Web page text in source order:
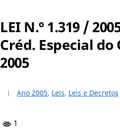
LEI N.º 1.319 /
Créd. Especial
2005
Ano 2005, Leis, Leis e Decretos
1